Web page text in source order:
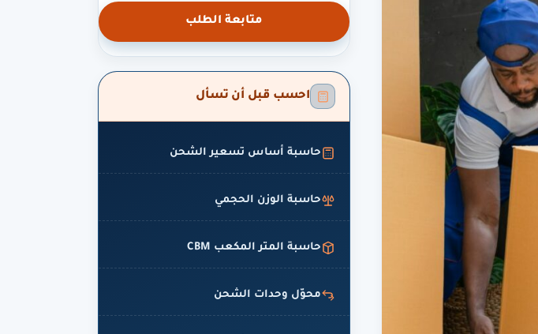
متابعة الطلب
احسب قبل أن تسأل
حاسبة أساس تسعير الشحن
حاسبة الوزن الحجمي
حاسبة المتر المكعب CBM
محوّل وحدات الشحن